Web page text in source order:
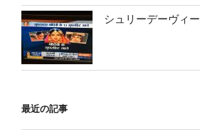
シュリーデーヴィー
最近の記事